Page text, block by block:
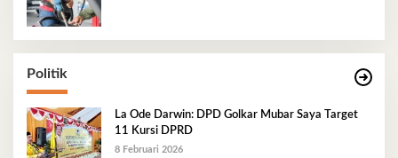
Politik
La Ode Darwin: DPD Golkar Mubar Saya Target
11 Kursi DPRD
8 Februari 2026